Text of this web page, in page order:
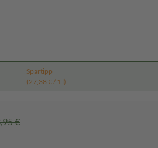
Spartipp
(27,38 € / 1 l)
€